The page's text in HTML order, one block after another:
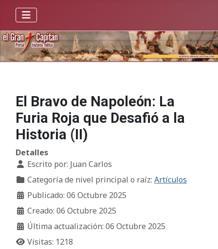
El Bravo de Napoleón: La
Furia Roja que Desafió a la
Historia (II)
Detalles
Escrito por: Juan Carlos
Categoría de nivel principal o raíz: Artículos
Publicado: 06 Octubre 2025
Creado: 06 Octubre 2025
Última actualización: 06 Octubre 2025
Visitas: 1218